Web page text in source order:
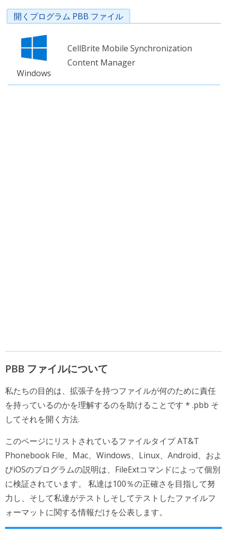
開くプログラム PBB ファイル
Windows
CellBrite Mobile Synchronization
Content Manager
PBB ファイルについて
私たちの目的は、拡張子を持つファイルが何のために責任
を持っているのかを理解するのを助けることです * .pbb そ
してそれを開く方法.
このページにリストされているファイルタイプ AT&T
Phonebook File、Mac、Windows、Linux、Android、およ
びiOSのプログラムの説明は、FileExtコマンドによって個別
に検証されています。 私達は100％の正確さを目指して努
力し、そして私達がテストしそしてテストしたファイルフ
ォーマットに関する情報だけを公表します。